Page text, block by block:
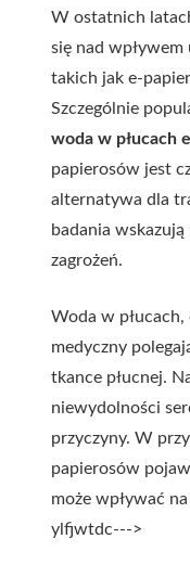
W ostatnich
się nad
takich jak e-
Szczególnie
woda w płucach
papierosów jest
alternatywa dla
badania
zagrożeń.
Woda w płucach,
medyczny
tkance płucnej.
niewydolności
przyczyny. W
papierosów
może wpływać
ylfjwtdc--->